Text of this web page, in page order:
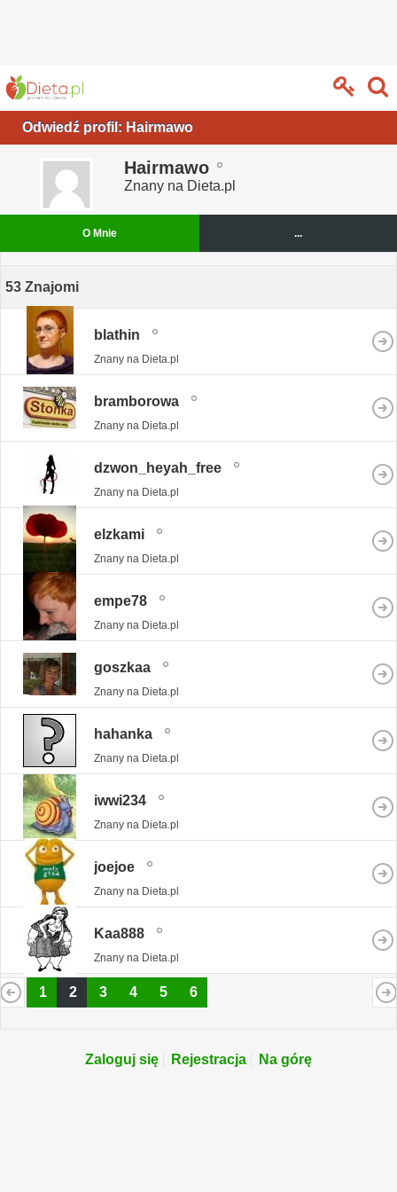
Odwiedź profil: Hairmawo
Hairmawo
Znany na Dieta.pl
O Mnie ...
53 Znajomi
blathin
Znany na Dieta.pl
bramborowa
Znany na Dieta.pl
dzwon_heyah_free
Znany na Dieta.pl
elzkami
Znany na Dieta.pl
empe78
Znany na Dieta.pl
goszkaa
Znany na Dieta.pl
hahanka
Znany na Dieta.pl
iwwi234
Znany na Dieta.pl
joejoe
Znany na Dieta.pl
Kaa888
Znany na Dieta.pl
1 2 3 4 5 6
Zaloguj się Rejestracja Na górę